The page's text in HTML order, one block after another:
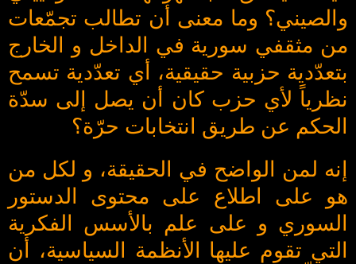
والصيني؟ وما معنى أن تطالب تجمّعات
من مثقفي سورية في الداخل و الخارج
بتعدّدية حزبية حقيقية، أي تعدّدية تسمح
نظرياً لأي حزب كان أن يصل إلى سدّة
الحكم عن طريق انتخابات حرّة؟
إنه لمن الواضح في الحقيقة، و لكل من
هو على اطلاع على محتوى الدستور
السوري و على علم بالأسس الفكرية
التي تقوم عليها الأنظمة السياسية، أن